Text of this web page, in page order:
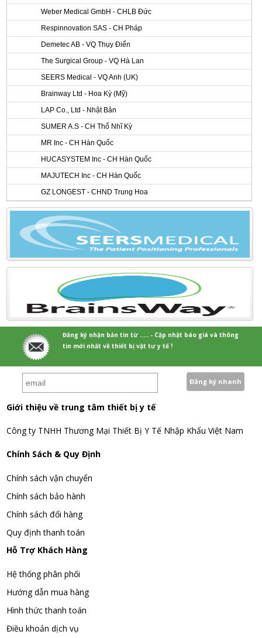
Weber Medical GmbH - CHLB Đức
Respinnovation SAS - CH Pháp
Demetec AB - VQ Thụy Điển
The Surgical Group - VQ Hà Lan
SEERS Medical - VQ Anh (UK)
Brainway Ltd - Hoa Kỳ (Mỹ)
LAP Co., Ltd - Nhật Bản
SUMER A.S - CH Thổ Nhĩ Kỳ
MR Inc - CH Hàn Quốc
HUCASYSTEM Inc - CH Hàn Quốc
MAJUTECH Inc - CH Hàn Quốc
GZ LONGEST - CHND Trung Hoa
Đăng ký nhận bản tin từ ..... - Cập nhật báo giá và thông
tin mới nhất về thiết bị vật tư y tế !
Giới thiệu về trung tâm thiết bị y tế
Công ty TNHH Thương Mại Thiết Bị Y Tế Nhập Khẩu Việt Nam
Chính Sách & Quy Định
Chính sách vận chuyển
Chính sách bảo hành
Chính sách đổi hàng
Quy định thanh toán
Hỗ Trợ Khách Hàng
Hệ thống phân phối
Hướng dẫn mua hàng
Hình thức thanh toán
Điều khoản dịch vụ